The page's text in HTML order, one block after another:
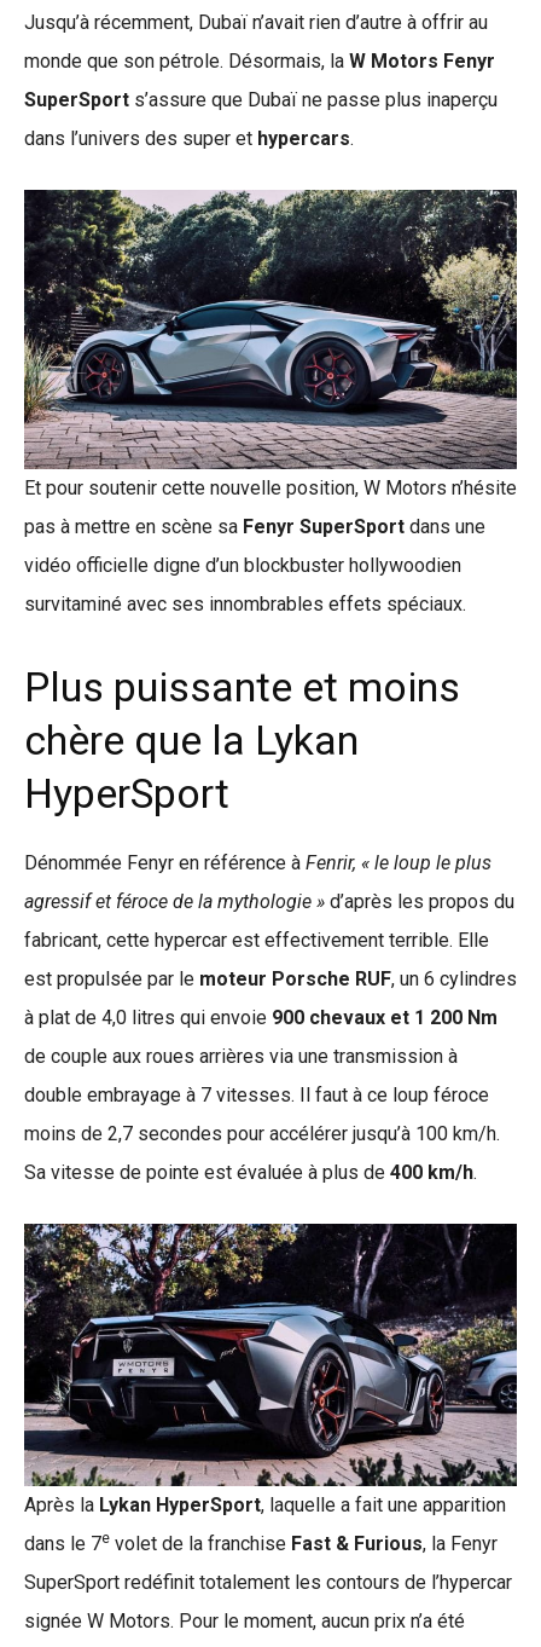
Jusqu’à récemment, Dubaï n’avait rien d’autre à offrir au
monde que son pétrole. Désormais, la W Motors Fenyr
SuperSport s’assure que Dubaï ne passe plus inaperçu
dans l’univers des super et hypercars.
Et pour soutenir cette nouvelle position, W Motors n’hésite
pas à mettre en scène sa Fenyr SuperSport dans une
vidéo officielle digne d’un blockbuster hollywoodien
survitaminé avec ses innombrables effets spéciaux.
Plus puissante et moins
chère que la Lykan
HyperSport
Dénommée Fenyr en référence à Fenrir, « le loup le plus
agressif et féroce de la mythologie » d’après les propos du
fabricant, cette hypercar est effectivement terrible. Elle
est propulsée par le moteur Porsche RUF, un 6 cylindres
à plat de 4,0 litres qui envoie 900 chevaux et 1 200 Nm
de couple aux roues arrières via une transmission à
double embrayage à 7 vitesses. Il faut à ce loup féroce
moins de 2,7 secondes pour accélérer jusqu’à 100 km/h.
Sa vitesse de pointe est évaluée à plus de 400 km/h.
Après la Lykan HyperSport, laquelle a fait une apparition
dans le 7e volet de la franchise Fast & Furious, la Fenyr
SuperSport redéfinit totalement les contours de l’hypercar
signée W Motors. Pour le moment, aucun prix n’a été